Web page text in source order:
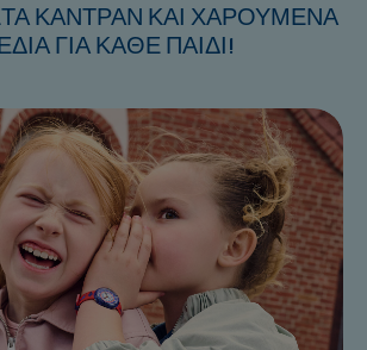
ΚΑΝΤΡΑΝ ΚΑΙ ΧΑΡΟΥΜΕΝΑ
ΓΙΑ ΚΑΘΕ ΠΑΙΔΙ!